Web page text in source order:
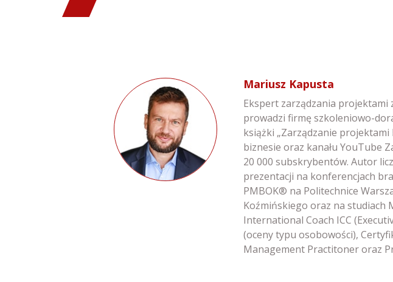
Mariusz Kapusta
Ekspert zarządzania projektami
prowadzi firmę szkoleniowo-
książki „Zarządzanie
biznesie oraz kanału YouTube
20 000 subskrybentów. Autor
prezentacji na konferencjach
PMBOK® na Politechnice
Koźmińskiego oraz na studiach
International Coach ICC
(oceny typu osobowości),
Management Practitoner oraz